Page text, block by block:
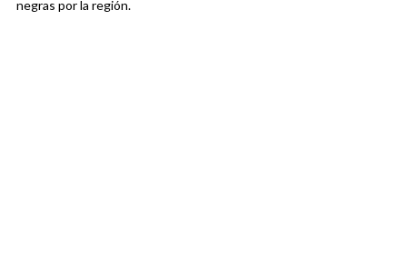
negras por la región.